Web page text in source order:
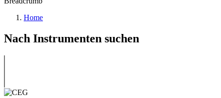
Home
Nach Instrumenten suchen